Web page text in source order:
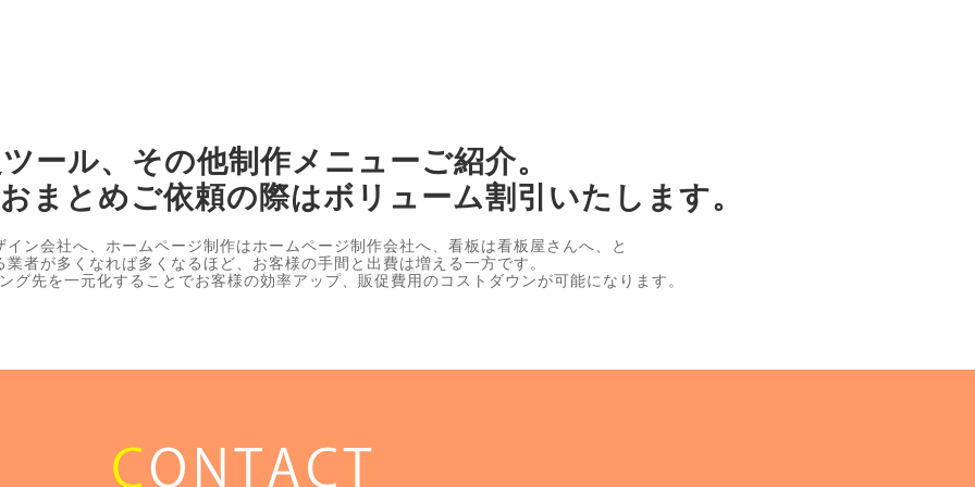
ール、その他制作メニューご紹介。
まとめご依頼の際はボリューム割引いたします。
イン会社へ、ホームページ制作はホームページ制作会社へ、看板は看板屋さんへ、と
業者が多くなれば多くなるほど、お客様の手間と出費は増える一方です。
グ先を一元化することでお客様の効率アップ、販促費用のコストダウンが可能になります。